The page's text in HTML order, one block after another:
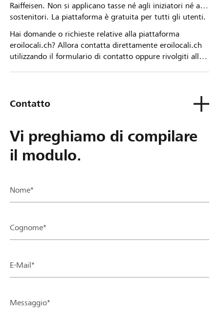
Raiffeisen. Non si applicano tasse né agli iniziatori né ai
sostenitori. La piattaforma è gratuita per tutti gli utenti.
Hai domande o richieste relative alla piattaforma
eroilocali.ch? Allora contatta direttamente eroilocali.ch
utilizzando il formulario di contatto oppure rivolgiti alla
Contatto
Vi preghiamo di compilare
il modulo.
Nome*
Cognome*
E-Mail*
Messaggio*